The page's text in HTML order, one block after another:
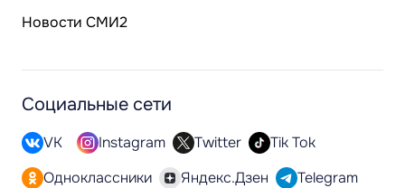
Новости СМИ2
Социальные сети
VK Instagram Twitter
Tik Tok
Одноклассники
Яндекс.Дзен
Telegram